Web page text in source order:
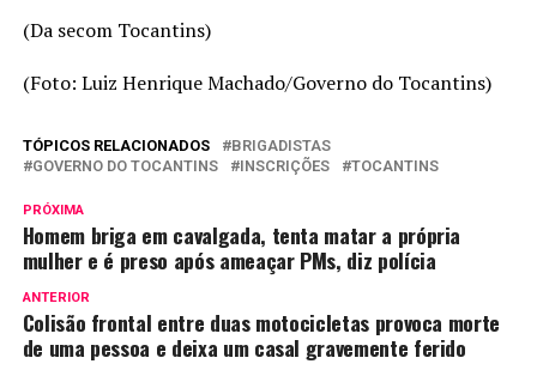
(Da secom Tocantins)
(Foto: Luiz Henrique Machado/Governo do Tocantins)
TÓPICOS RELACIONADOS
BRIGADISTAS
GOVERNO DO TOCANTINS
INSCRIÇÕES TOCANTINS
PRÓXIMA
Homem briga em cavalgada, tenta matar a própria
mulher e é preso após ameaçar PMs, diz polícia
ANTERIOR
Colisão frontal entre duas motocicletas provoca morte
de uma pessoa e deixa um casal gravemente ferido